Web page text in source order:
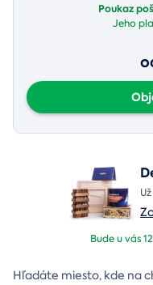
Poukaz
Jeho
Bude u vás
Hľadáte miesto, kde na